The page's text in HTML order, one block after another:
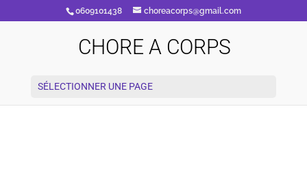
0609101438 choreacorps@gmail.com
CHORE A CORPS
SÉLECTIONNER UNE PAGE